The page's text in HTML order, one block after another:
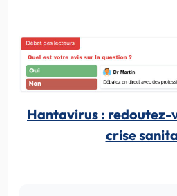
Hantavirus : redoutez-
crise